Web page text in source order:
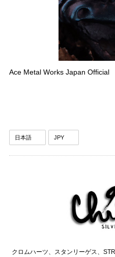
Ace Metal Works Japan Official
クロムハーツ、スタンリーゲス、